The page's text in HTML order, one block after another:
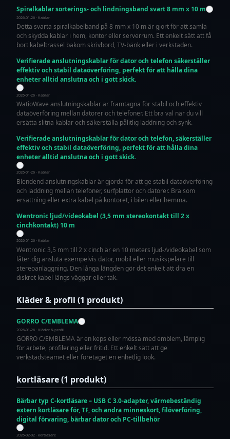
Spiralkablar sorterings- och lindningsband svart 8 mm x 10 m
2026-01-26 · Kablar
Detta svarta spiralkabelband på 8 mm x 10 m är gjort för att samla
och skydda kablar i hem, kontor eller serverrum. Ett enkelt sätt att få
bort kabeltrassel bakom skrivbord, TV-bänk eller i verkstaden.
Verifierade anslutningskablar för dator och telefon säkerställer
effektiv och stabil dataöverföring, perfekt för att hålla dina
enheter alltid anslutna och i gott skick.
2026-01-26 · Kablar
WatioWave anslutningskablar är framtagna för stabil och effektiv
dataöverföring mellan datorer och telefoner. Ett bra val när du vill
ersätta slitna kablar och säkerställa pålitlig laddning och synk.
Verifierade anslutningskablar för dator och telefon, säkerställer
effektiv och stabil dataöverföring, perfekt för att hålla dina
enheter alltid anslutna och i gott skick.
2026-01-26 · Kablar
Blendend anslutningskablar är gjorda för att ge stabil dataöverföring
och laddning mellan telefoner, surfplattor och datorer. Bra som
ersättning eller extra kabel på kontoret, i bilen eller hemma.
Wentronic ljud/videokabel (3,5 mm stereokontakt till 2 x
cinchkontakt) 10 m
2026-01-26 · Kablar
Wentronic 3,5 mm till 2 x cinch är en 10 meters ljud-/videokabel som
låter dig ansluta exempelvis dator, mobil eller musikspelare till
stereoanläggning. Den långa längden gör det enkelt att dra en
diskret kabel längs väggar eller tak.
Kläder & profil (1 produkt)
GORRO C/EMBLEMA
2026-01-26 · Kläder & profil
GORRO C/EMBLEMA är en keps eller mössa med emblem, lämplig
för arbete, profilering eller fritid. Ett enkelt sätt att ge
verkstadsteamet eller företaget en enhetlig look.
kortläsare (1 produkt)
Bärbar typ C-kortläsare – USB C 3.0-adapter, värmebeständig
extern kortläsare för, TF, och andra minneskort, filöverföring,
digital förvaring, bärbar dator och PC-tillbehör
2026-02-02 · kortläsare